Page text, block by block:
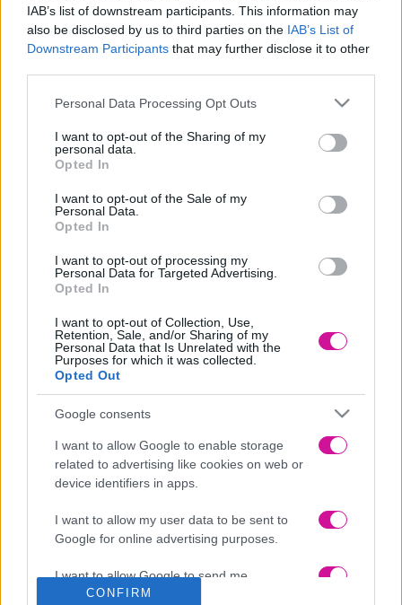
IAB’s list of downstream participants. This information may
also be disclosed by us to third parties on the IAB’s List of
Downstream Participants that may further disclose it to other
Please note that this website/app uses one or more Google
not limited to your visit or usage behaviour. You may click to
grant or deny consent to Google and its third-party tags to
use your data for below specified purposes in below Google
consent section.
Personal Data Processing Opt Outs
I want to opt-out of the Sharing of my
personal data.
Opted In
I want to opt-out of the Sale of my
Personal Data.
Opted In
I want to opt-out of processing my
Personal Data for Targeted Advertising.
Opted In
I want to opt-out of Collection, Use,
Retention, Sale, and/or Sharing of my
Personal Data that Is Unrelated with the
Purposes for which it was collected.
Opted Out
Google consents
I want to allow Google to enable storage
related to advertising like cookies on web or
device identifiers in apps.
I want to allow my user data to be sent to
Google for online advertising purposes.
I want to allow Google to send me
personalized advertising.
CONFIRM
Snik – Ηλιάνα Παπαγεωργίου : Φήμες για
επανασύνδεση
Εμείς μαζί δεν κάνουμε και χώρια δεν μπορούμε. Ο λόγος για την
Ηλιάνα Παπαγεωργίου και τον τράπερ Δημήτρη Γιαννούλη, γνωστό
σε όλους μας ως Snik!
Σαν «βόμβα» έσκασε πριν από λίγο διάστημα η είδηση του
χωρισμού της Ηλιάνας Παπαγεωργίου και του Snik, οι οποίοι λίγο
πριν συμπληρώσουν δύο χρόνια σχέσης, τράβηξαν χωριστούς
social media και έπεσαν και τα πρώτα unfollow στο instagram…
Όμως όλα αυτά ανήκουν στο παρελθόν μιας και οι φήμες
οργιάζουν ότι είναι ξανά μαζί!Οι δυο τους φαίνεται πως είναι και
Instagram.
Αυτό το διάστημα η Ηλιάνα Παπαγεωργίου βρίσκεται στην
Μία φωτογραφία από ένα δείπνο και ένα δαχτυλίδι που φορούσε η
Ηλιάνα, φάνηκε σε ένα instastory του Snik και φυσικά τα
Glamorous!